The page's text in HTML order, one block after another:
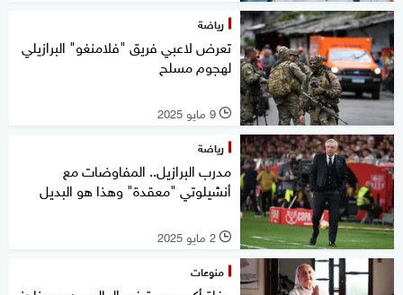
رياضة
تعرض لاعبي فريق "فلامنغو" البرازيلي
لهجوم مسلح
l 9 مايو 2025
رياضة
مدرب البرازيل.. المفاوضات مع
أنشيلوتي "معقدة" وهذا هو البديل
l 2 مايو 2025
منوعات